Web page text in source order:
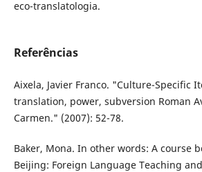
eco-translatologia.
Referências
Aixela, Javier Franco. "Culture-Specific
translation, power, subversion Roman
Carmen." (2007): 52-78.
Baker, Mona. In other words: A course
Beijing: Foreign Language Teaching